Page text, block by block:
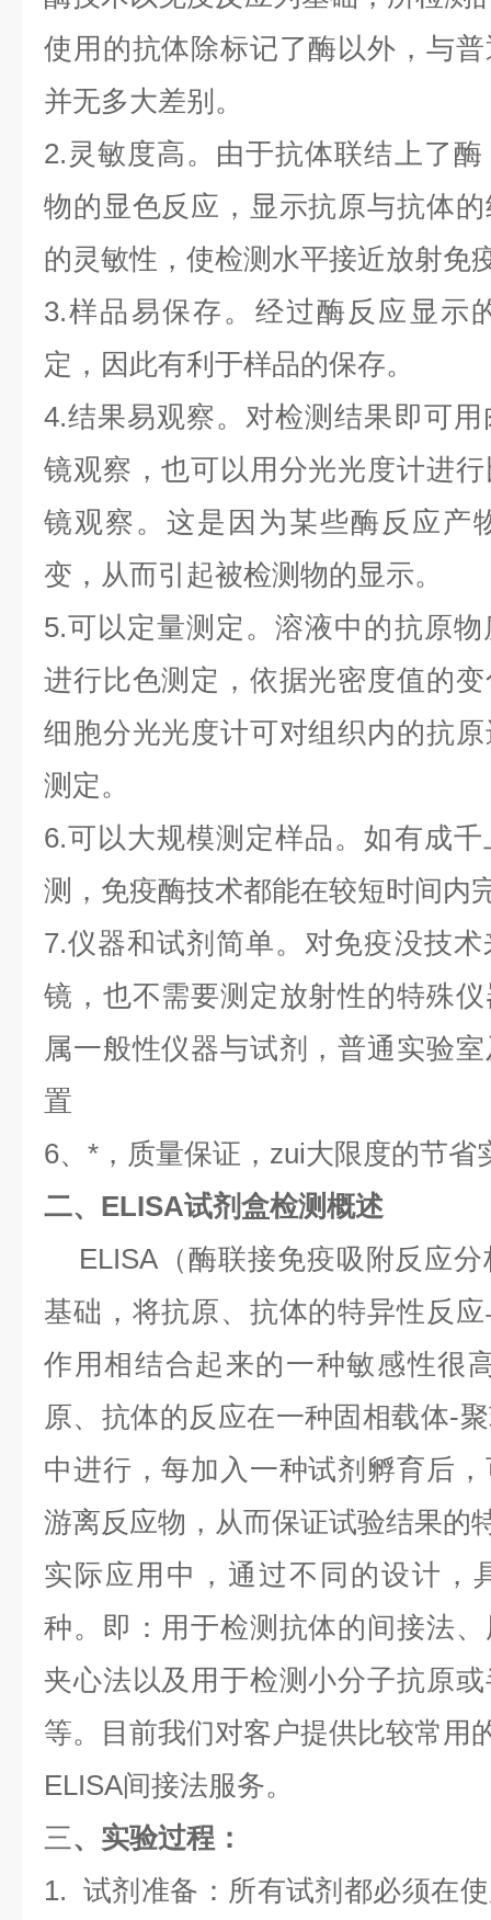
使用的抗体除标记了酶以外，与
并无多大差别。
2.灵敏度高。由于抗体联结上了
物的显色反应，显示抗原与抗体
的灵敏性，使检测水平接近放射免
3.样品易保存。经过酶反应显示
定，因此有利于样品的保存。
4.结果易观察。对检测结果即可
镜观察，也可以用分光光度计进
镜观察。这是因为某些酶反应产
变，从而引起被检测物的显示。
5.可以定量测定。溶液中的抗原
进行比色测定，依据光密度值的
细胞分光光度计可对组织内的抗
测定。
6.可以大规模测定样品。如有成
测，免疫酶技术都能在较短时间内
7.仪器和试剂简单。对免疫没技
镜，也不需要测定放射性的特殊
属一般性仪器与试剂，普通实验
置
6、*，质量保证，zui大限度的节省
二、ELISA试剂盒检测概述
ELISA（酶联接免疫吸附反应分
基础，将抗原、抗体的特异性反
作用相结合起来的一种敏感性很
原、抗体的反应在一种固相载体-
中进行，每加入一种试剂孵育后
游离反应物，从而保证试验结果的
实际应用中，通过不同的设计，
种。即：用于检测抗体的间接法
夹心法以及用于检测小分子抗原
等。目前我们对客户提供比较常用
ELISA间接法服务。
三、实验过程：
1. 试剂准备：所有试剂都必须在